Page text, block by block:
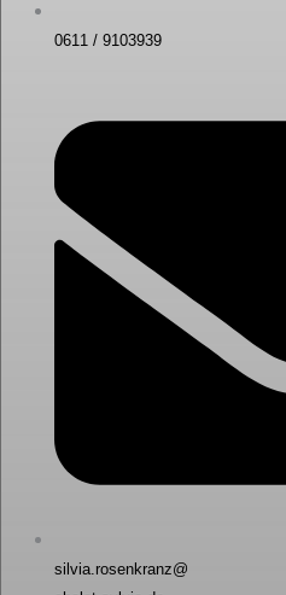
0611 / 9103939
silvia.rosenkranz@